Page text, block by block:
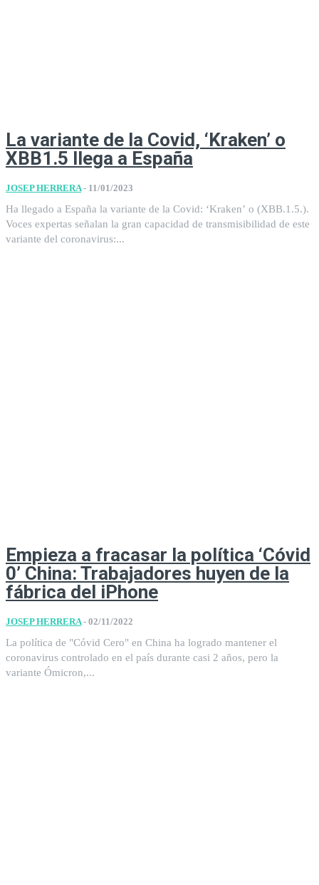
La variante de la Covid, ‘Kraken’ o
XBB1.5 llega a España
JOSEP HERRERA - 11/01/2023
Ha llegado a España la variante de la Covid: ‘Kraken’ o (XBB.1.5.).
Voces expertas señalan la gran capacidad de transmisibilidad de este
variante del coronavirus:...
Empieza a fracasar la política ‘Cóvid
0’ China: Trabajadores huyen de la
fábrica del iPhone
JOSEP HERRERA - 02/11/2022
La política de "Cóvid Cero" en China ha logrado mantener el
coronavirus controlado en el país durante casi 2 años, pero la
variante Ómicron,...